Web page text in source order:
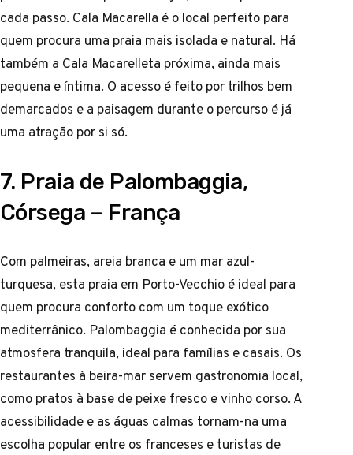
cada passo. Cala Macarella é o local perfeito para
quem procura uma praia mais isolada e natural. Há
também a Cala Macarelleta próxima, ainda mais
pequena e íntima. O acesso é feito por trilhos bem
demarcados e a paisagem durante o percurso é já
uma atração por si só.
7. Praia de Palombaggia,
Córsega – França
Com palmeiras, areia branca e um mar azul-
turquesa, esta praia em Porto-Vecchio é ideal para
quem procura conforto com um toque exótico
mediterrânico. Palombaggia é conhecida por sua
atmosfera tranquila, ideal para famílias e casais. Os
restaurantes à beira-mar servem gastronomia local,
como pratos à base de peixe fresco e vinho corso. A
acessibilidade e as águas calmas tornam-na uma
escolha popular entre os franceses e turistas de